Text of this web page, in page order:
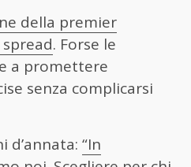
della premier
. Forse le
a promettere
senza complicarsi
d’annata: “In